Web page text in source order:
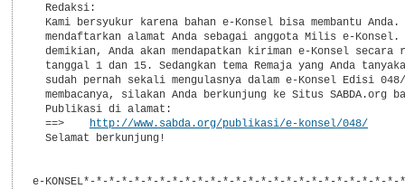
  Redaksi:
Kami bersyukur karena bahan e-Konsel bisa membantu Anda.
mendaftarkan alamat Anda sebagai anggota Milis e-Konsel.
demikian, Anda akan mendapatkan kiriman e-Konsel secara
tanggal 1 dan 15. Sedangkan tema Remaja yang Anda
sudah pernah sekali mengulasnya dalam e-Konsel Edisi
membacanya, silakan Anda berkunjung ke Situs SABDA.org
  Publikasi di alamat:
  ==>
http://www.sabda.org/publikasi/e-konsel/048/
  Selamat berkunjung!
e-KONSEL*-*-*-*-*-*-*-*-*-*-*-*-*-*-*-*-*-*-*-*-*-*-*-*-*-*-